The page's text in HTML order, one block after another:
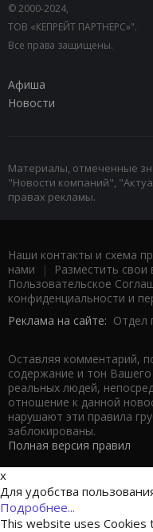
© 2000-2024,
ТОВ «КЕПРЕЙТ ПАРТНЕРС»".
Все права защищены.
Афиша
Новости
Материалы, отмеченные
"Новости компаний",
правах рекламы.
Наши контакты и схема
нами | Разместить
Пользовательское
конфиденциальности и
Реклама на сайте: Отдел
Оставляя комментарий,
содержание и тон
реальных людей,
отношение к данной
нарушают эти правила
заблокированы.
Полная версия правил
x
Для удобства
Подробнее...
This website uses